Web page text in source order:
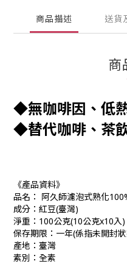
商品描述 送貨
商
◆無咖啡因、低
◆替代咖啡、茶
《產品資料》
品名： 阿久師濾泡式熟化
成分：紅豆(臺灣)
淨重： 100公克(10公克x10入)
保存期限：一年(係指未開封
產地：臺灣
素別：全素